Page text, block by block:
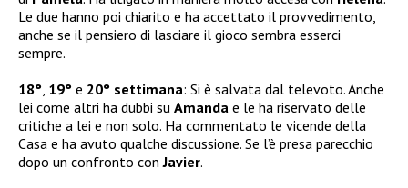
Le due hanno poi chiarito e ha accettato il provvedimento,
anche se il pensiero di lasciare il gioco sembra esserci
sempre.
18°, 19° e 20° settimana: Si è salvata dal televoto. Anche
lei come altri ha dubbi su Amanda e le ha riservato delle
critiche a lei e non solo. Ha commentato le vicende della
Casa e ha avuto qualche discussione. Se l’è presa parecchio
dopo un confronto conJavier.